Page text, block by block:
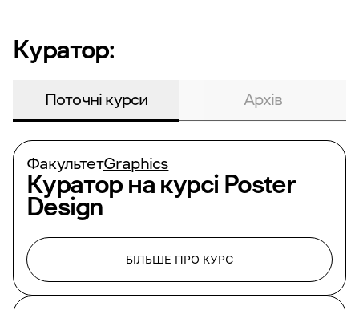
Куратор:
Поточні курси Архів
ФакультетGraphics
Куратор на курсі Poster
Design
БІЛЬШЕ ПРО КУРС